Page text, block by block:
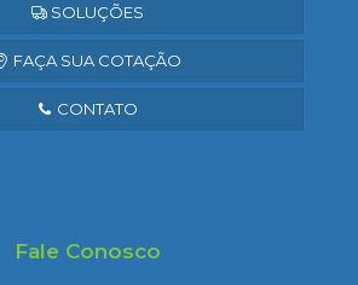
SOLUÇÕES
FAÇA SUA COTAÇÃO
CONTATO
Fale Conosco